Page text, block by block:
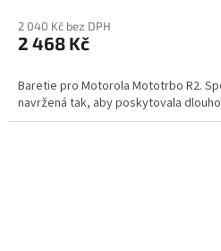
2 040 Kč bez DPH
2 468 Kč
Baretie pro Motorola Mototrbo R2.
navržená tak, aby poskytovala